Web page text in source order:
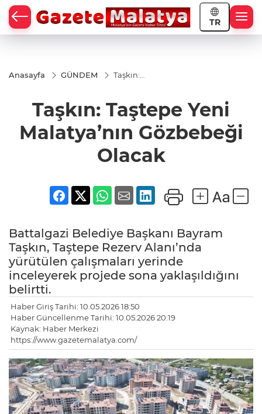
TR
Anasayfa GÜNDEM
Taşkın:
Malatya’nın
Gözbebeği
Olacak
Taşkın: Taştepe Yeni
Malatya’nın Gözbebeği
Olacak
Battalgazi Belediye Başkanı Bayram
Taşkın, Taştepe Rezerv Alanı’nda
yürütülen çalışmaları yerinde
inceleyerek projede sona yaklaşıldığını
belirtti.
Haber Giriş Tarihi: 10.05.2026 18:50
Haber Güncellenme Tarihi: 10.05.2026 20:19
Kaynak: Haber Merkezi
https://www.gazetemalatya.com/